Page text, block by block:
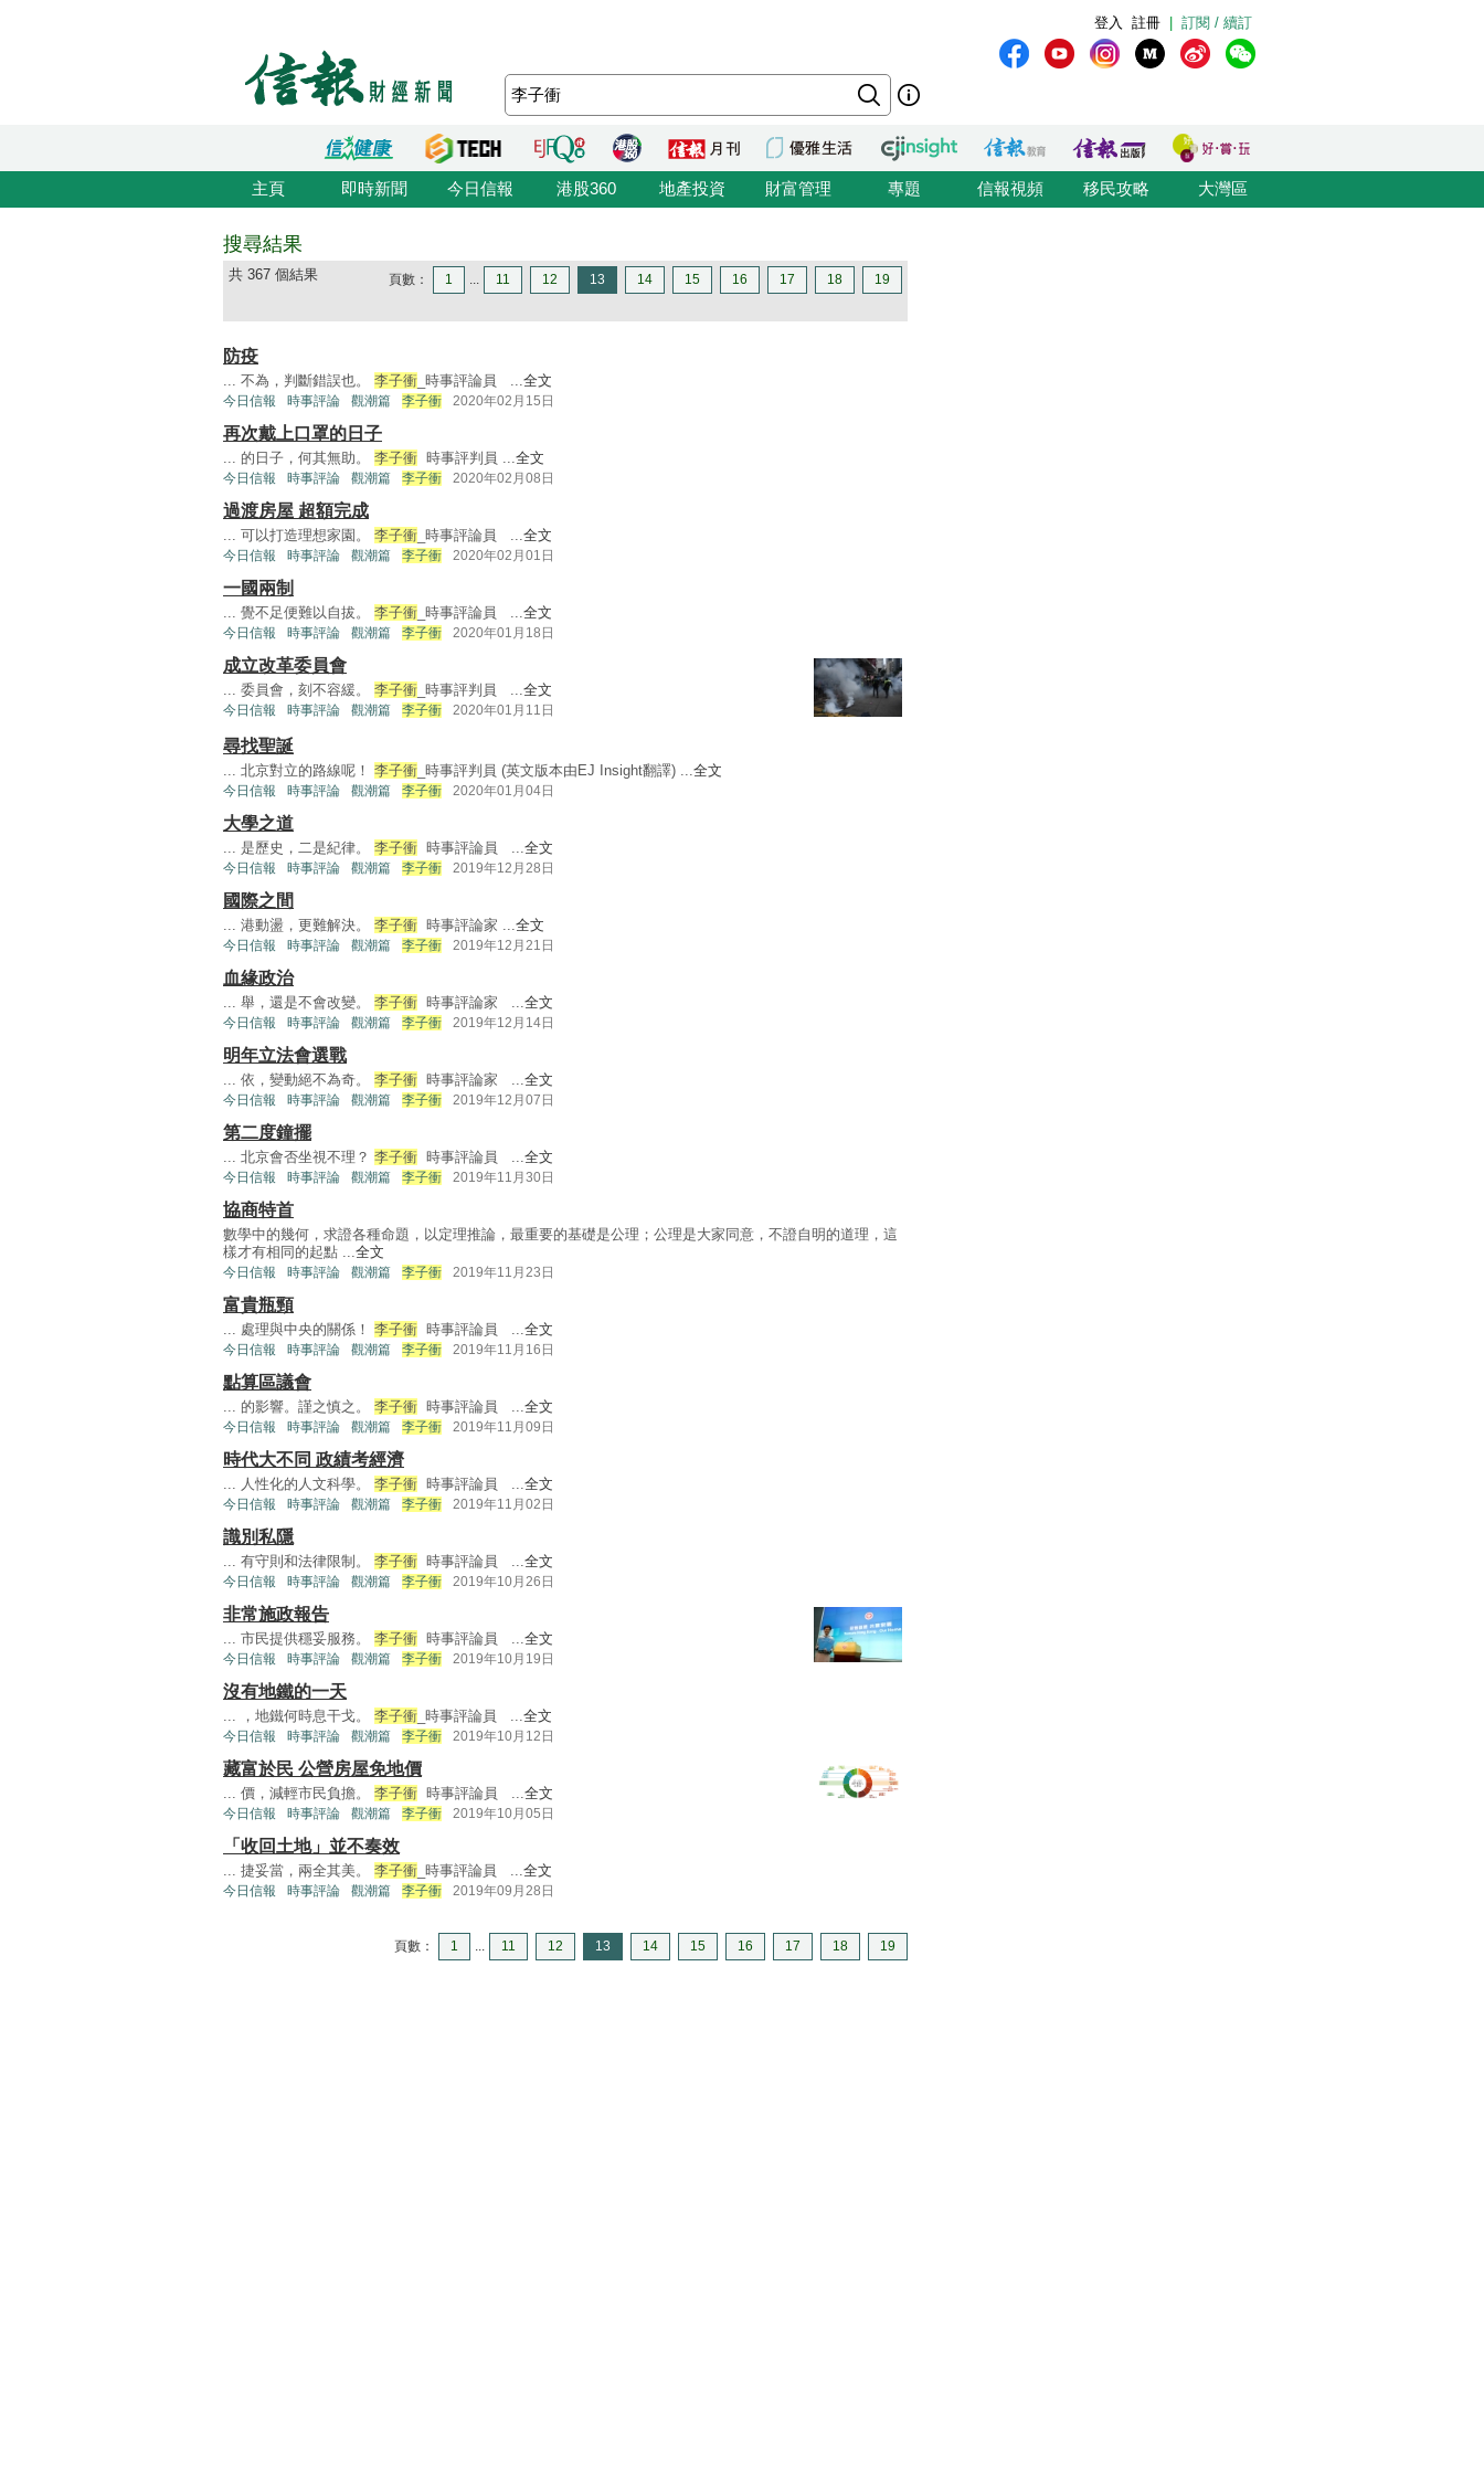
訂閱 / 續訂
註冊
登入
主頁 即時新聞 今日信報 港股360 地產投資 財富管理 專題 信報視頻 移民攻略 大灣區
搜尋結果
共 367 個結果 頁數： 1 ... 11 12 13 14 15 16 17 18 19
防疫
... 不為，判斷錯誤也。 李子衝 _時事評論員 ...全文
今日信報 時事評論 觀潮篇 李子衝 2020年02月15日
再次戴上口罩的日子
... 的日子，何其無助。 李子衝 時事評判員 ...全文
今日信報 時事評論 觀潮篇 李子衝 2020年02月08日
過渡房屋 超額完成
... 可以打造理想家園。 李子衝 _時事評論員 ...全文
今日信報 時事評論 觀潮篇 李子衝 2020年02月01日
一國兩制
... 覺不足便難以自拔。 李子衝 _時事評論員 ...全文
今日信報 時事評論 觀潮篇 李子衝 2020年01月18日
成立改革委員會
... 委員會，刻不容緩。 李子衝 _時事評判員 ...全文
今日信報 時事評論 觀潮篇 李子衝 2020年01月11日
尋找聖誕
... 北京對立的路線呢！ 李子衝 _時事評判員 (英文版本由EJ Insight翻譯) ... 全文
今日信報 時事評論 觀潮篇 李子衝 2020年01月04日
大學之道
... 是歷史，二是紀律。 李子衝 時事評論員 ... 全文
今日信報 時事評論 觀潮篇 李子衝 2019年12月28日
國際之間
... 港動盪，更難解決。 李子衝 時事評論家 ... 全文
今日信報 時事評論 觀潮篇 李子衝 2019年12月21日
血緣政治
... 舉，還是不會改變。 李子衝 時事評論家 ... 全文
今日信報 時事評論 觀潮篇 李子衝 2019年12月14日
明年立法會選戰
... 依，變動絕不為奇。 李子衝 時事評論家 ... 全文
今日信報 時事評論 觀潮篇 李子衝 2019年12月07日
第二度鐘擺
... 北京會否坐視不理？ 李子衝 時事評論員 ... 全文
今日信報 時事評論 觀潮篇 李子衝 2019年11月30日
協商特首
數學中的幾何，求證各種命題，以定理推論，最重要的基礎是公理；公理是大家同意，不證自明的道理，這
樣才有相同的起點 ... 全文
今日信報 時事評論 觀潮篇 李子衝 2019年11月23日
富貴瓶頸
... 處理與中央的關係！ 李子衝 時事評論員 ... 全文
今日信報 時事評論 觀潮篇 李子衝 2019年11月16日
點算區議會
... 的影響。謹之慎之。 李子衝 時事評論員 ... 全文
今日信報 時事評論 觀潮篇 李子衝 2019年11月09日
時代大不同 政績考經濟
... 人性化的人文科學。 李子衝 時事評論員 ... 全文
今日信報 時事評論 觀潮篇 李子衝 2019年11月02日
識別私隱
... 有守則和法律限制。 李子衝 時事評論員 ... 全文
今日信報 時事評論 觀潮篇 李子衝 2019年10月26日
非常施政報告
... 市民提供穩妥服務。 李子衝 時事評論員 ... 全文
今日信報 時事評論 觀潮篇 李子衝 2019年10月19日
沒有地鐵的一天
... ，地鐵何時息干戈。 李子衝 _時事評論員 ...全文
今日信報 時事評論 觀潮篇 李子衝 2019年10月12日
藏富於民 公營房屋免地價
... 價，減輕市民負擔。 李子衝 時事評論員 ...全文
今日信報 時事評論 觀潮篇 李子衝 2019年10月05日
「收回土地」並不奏效
... 捷妥當，兩全其美。 李子衝 _時事評論員 ...全文
今日信報 時事評論 觀潮篇 李子衝 2019年09月28日
頁數： 1 ... 11 12 13 14 15 16 17 18 19